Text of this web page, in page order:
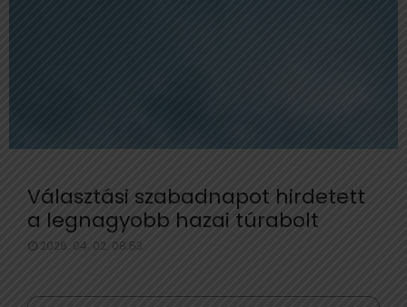
Választási szabadnapot hirdetett
a legnagyobb hazai túrabolt
2026. 04. 02. 08:53